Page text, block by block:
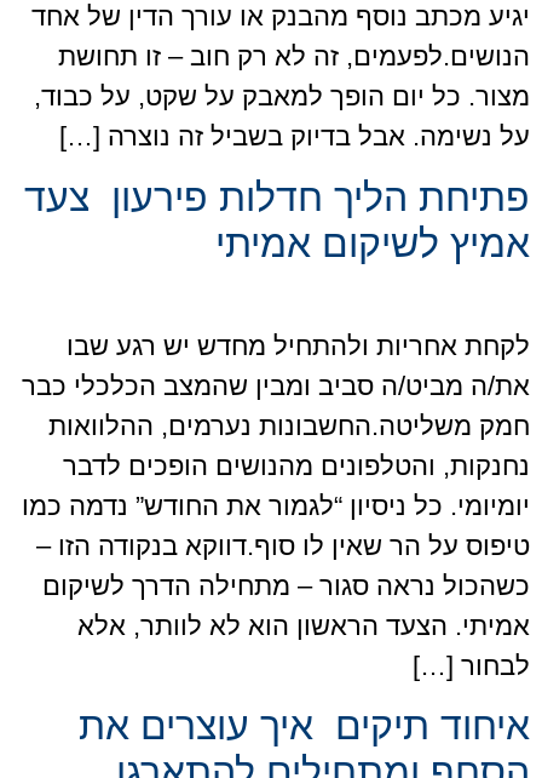
יגיע מכתב נוסף מהבנק או עורך הדין של אחד
הנושים.לפעמים, זה לא רק חוב – זו תחושת
מצור. כל יום הופך למאבק על שקט, על כבוד,
על נשימה. אבל בדיוק בשביל זה נוצרה […]
פתיחת הליך חדלות פירעון צעד
אמיץ לשיקום אמיתי
לקחת אחריות ולהתחיל מחדש יש רגע שבו
את/ה מביט/ה סביב ומבין שהמצב הכלכלי כבר
חמק משליטה.החשבונות נערמים, ההלוואות
נחנקות, והטלפונים מהנושים הופכים לדבר
יומיומי. כל ניסיון “לגמור את החודש” נדמה כמו
טיפוס על הר שאין לו סוף.דווקא בנקודה הזו –
כשהכול נראה סגור – מתחילה הדרך לשיקום
אמיתי. הצעד הראשון הוא לא לוותר, אלא
לבחור […]
איחוד תיקים איך עוצרים את